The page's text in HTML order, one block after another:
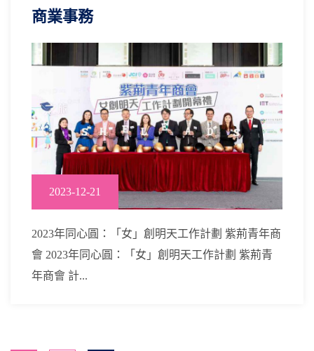
商業事務
2023-12-21
2023年同心圓：「女」創明天工作計劃 紫荊青年商
會 2023年同心圓：「女」創明天工作計劃 紫荊青
年商會 計...